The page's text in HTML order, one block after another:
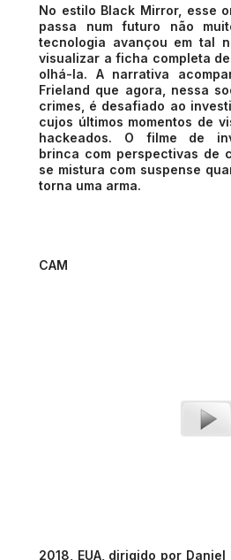
No estilo Black Mirror, esse
passa num futuro não
tecnologia avançou em tal
visualizar a ficha completa
olhá-la. A narrativa
Frieland que agora, nessa
crimes, é desafiado ao
cujos últimos momentos de
hackeados. O filme de
brinca com perspectivas de
se mistura com suspense
torna uma arma.
CAM
2018, EUA, dirigido por